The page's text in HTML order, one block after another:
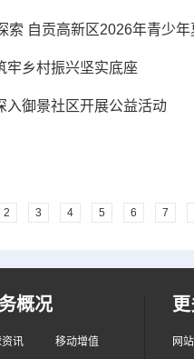
索 自贡高新区2026年青少
牢乡村振兴坚实底座
入御景社区开展公益活动
2 3 4 5 6 7
概况
讯 移动增值 网